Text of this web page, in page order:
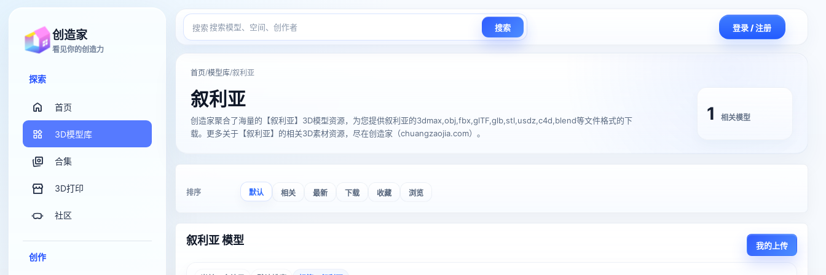
创造家
看见你的创造力
探索
首页
3D模型库
合集
3D打印
社区
创作
搜索 搜索 登录 / 注册
首页/模型库/叙利亚
叙利亚
创造家聚合了海量的【叙利亚】3D模型资源，为您提供叙利亚的3dmax,obj,fbx,glTF,glb,stl,usdz,c4d,blend等文件格式的下
载。更多关于【叙利亚】的相关3D素材资源，尽在创造家（chuangzaojia.com）。
1 相关模型
排序 默认 相关 最新 下载 收藏 浏览
叙利亚 模型 我的上传